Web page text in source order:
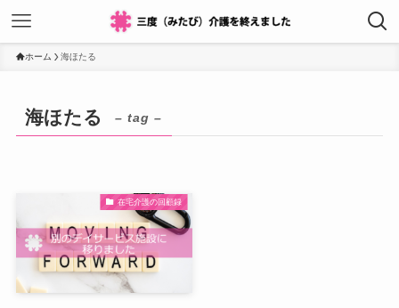
ホーム 海ほたる
海ほたる – tag –
在宅介護の回顧録